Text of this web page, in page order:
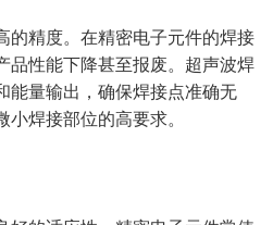
的精度。在精密电子元件的焊接
品性能下降甚至报废。超声波焊
能量输出，确保焊接点准确无
焊接部位的高要求。